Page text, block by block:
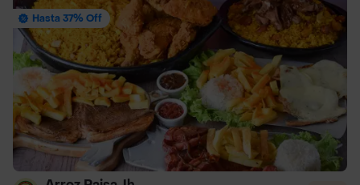
Hasta 37% Off